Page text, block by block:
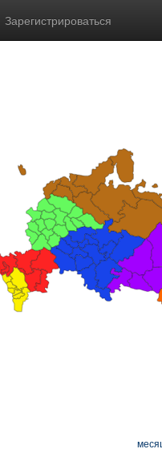
Зарегистрироваться